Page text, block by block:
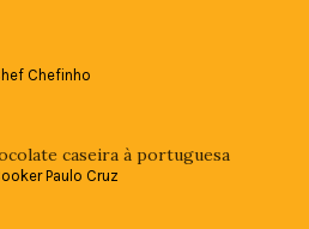
Chefinho
caseira à portuguesa
Paulo Cruz